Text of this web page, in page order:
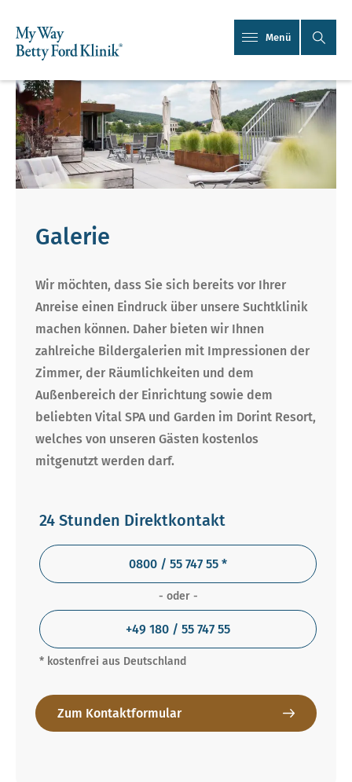
Menü
Galerie
Wir möchten, dass Sie sich bereits vor Ihrer
Anreise einen Eindruck über unsere Suchtklinik
machen können. Daher bieten wir Ihnen
zahlreiche Bildergalerien mit Impressionen der
Zimmer, der Räumlichkeiten und dem
Außenbereich der Einrichtung sowie dem
beliebten Vital SPA und Garden im Dorint Resort,
welches von unseren Gästen kostenlos
mitgenutzt werden darf.
24 Stunden Direktkontakt
0800 / 55 747 55 *
- oder -
+49 180 / 55 747 55
* kostenfrei aus Deutschland
Zum Kontaktformular